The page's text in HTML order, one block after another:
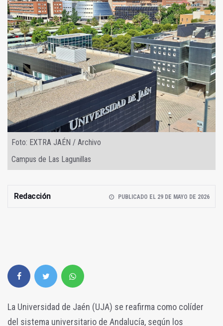
Foto: EXTRA JAÉN / Archivo
Campus de Las Lagunillas
Redacción PUBLICADO EL 29 DE MAYO DE 2026
La Universidad de Jaén (UJA) se reafirma como colíder
del sistema universitario de Andalucía, según los